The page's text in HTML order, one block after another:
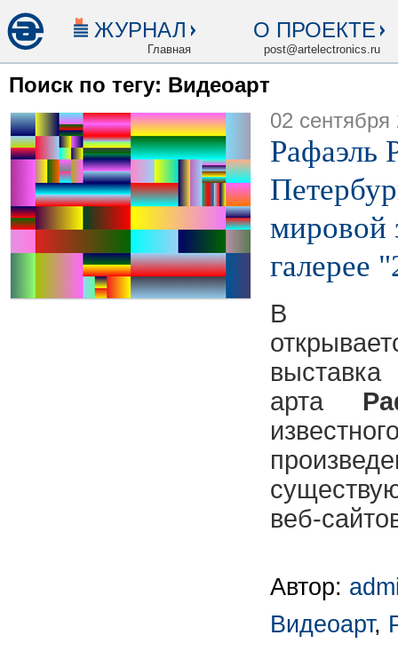
ЖУРНАЛ
Главная
О ПРОЕКТЕ
post@artelectronics.ru
Поиск по тегу: Видеоарт
02 сентября
Рафаэль
мировой
галерее
В
арта
веб-
Автор:
Видеоарт,